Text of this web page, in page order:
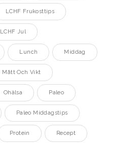
LCHF Frukosttips
LCHF Jul
Lunch Middag
Mått Och Vikt
Ohälsa Paleo
Paleo Middagstips
Protein Recept